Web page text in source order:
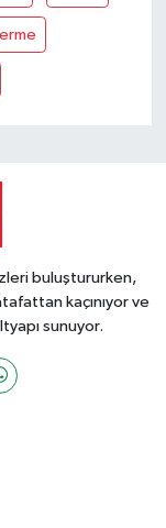
buluştururken,
kaçınıyor ve
sunuyor.